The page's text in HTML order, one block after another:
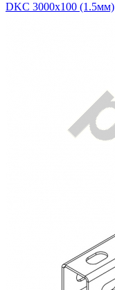
DKC 3000х100 (1.5мм)